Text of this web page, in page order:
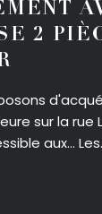
2
sur la rue
aux...